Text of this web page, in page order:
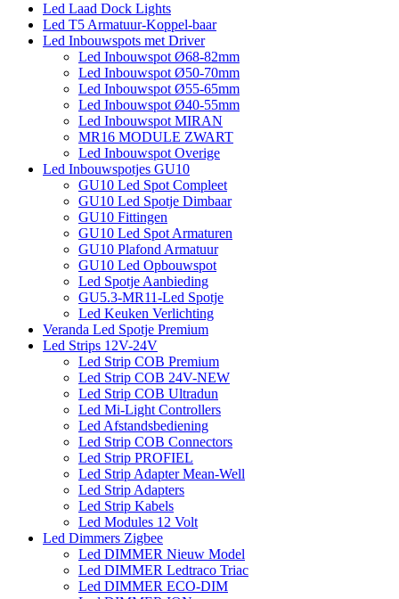
Led Laad Dock Lights
Led T5 Armatuur-Koppel-baar
Led Inbouwspots met Driver
Led Inbouwspot Ø68-82mm
Led Inbouwspot Ø50-70mm
Led Inbouwspot Ø55-65mm
Led Inbouwspot Ø40-55mm
Led Inbouwspot MIRAN
MR16 MODULE ZWART
Led Inbouwspot Overige
Led Inbouwspotjes GU10
GU10 Led Spot Compleet
GU10 Led Spotje Dimbaar
GU10 Fittingen
GU10 Led Spot Armaturen
GU10 Plafond Armatuur
GU10 Led Opbouwspot
Led Spotje Aanbieding
GU5.3-MR11-Led Spotje
Led Keuken Verlichting
Veranda Led Spotje Premium
Led Strips 12V-24V
Led Strip COB Premium
Led Strip COB 24V-NEW
Led Strip COB Ultradun
Led Mi-Light Controllers
Led Afstandsbediening
Led Strip COB Connectors
Led Strip PROFIEL
Led Strip Adapter Mean-Well
Led Strip Adapters
Led Strip Kabels
Led Modules 12 Volt
Led Dimmers Zigbee
Led DIMMER Nieuw Model
Led DIMMER Ledtraco Triac
Led DIMMER ECO-DIM